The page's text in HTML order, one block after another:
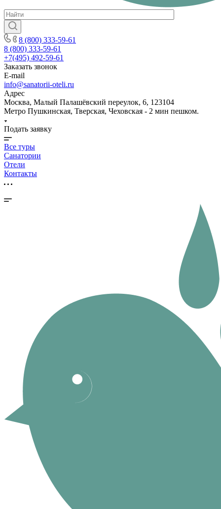
8 (800) 333-59-61
8 (800) 333-59-61
+7(495) 492-59-61
Заказать звонок
E-mail
info@sanatorii-oteli.ru
Адрес
Москва, Малый Палашёвский переулок, 6, 123104
Метро Пушкинская, Тверская, Чеховская - 2 мин пешком.
Подать заявку
Все туры
Санатории
Отели
Контакты